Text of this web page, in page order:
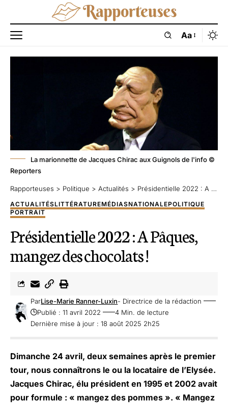
Aa
La marionnette de Jacques Chirac aux Guignols de l'info ©
Reporters
Rapporteuses > Politique > Actualités > Présidentielle 2022 : A Pâques, mangez des chocolats !
ACTUALITÉSLITTÉRATUREMÉDIASNATIONALEPOLITIQUE
PORTRAIT
Présidentielle 2022 : A Pâques,
mangez des chocolats !
Dernière mise à jour : 18 août 2025 2h25
ParLise-Marie Ranner-Luxin- Directrice de la rédaction
Publié : 11 avril 2022
4 Min. de lecture
Dimanche 24 avril, deux semaines après le premier
tour, nous connaîtrons le ou la locataire de l’Elysée.
Jacques Chirac, élu président en 1995 et 2002 avait
pour formule : « mangez des pommes ». « Mangez